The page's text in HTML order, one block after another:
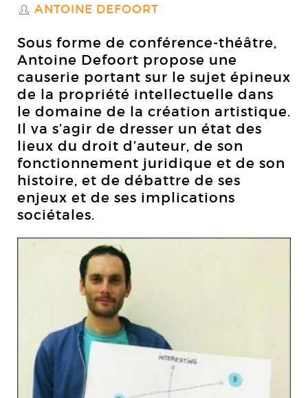
S ANTOINE DEFOORT
Sous forme de conférence-théâtre,
Antoine Defoort propose une
causerie portant sur le sujet épineux
de la propriété intellectuelle dans
le domaine de la création artistique.
Il va s’agir de dresser un état des
lieux du droit d’auteur, de son
fonctionnement juridique et de son
histoire, et de débattre de ses
enjeux et de ses implications
sociétales.